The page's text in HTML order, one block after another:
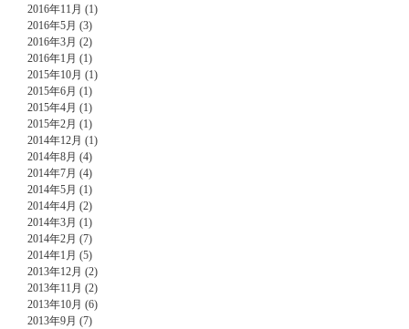
2016年11月 (1)
2016年5月 (3)
2016年3月 (2)
2016年1月 (1)
2015年10月 (1)
2015年6月 (1)
2015年4月 (1)
2015年2月 (1)
2014年12月 (1)
2014年8月 (4)
2014年7月 (4)
2014年5月 (1)
2014年4月 (2)
2014年3月 (1)
2014年2月 (7)
2014年1月 (5)
2013年12月 (2)
2013年11月 (2)
2013年10月 (6)
2013年9月 (7)